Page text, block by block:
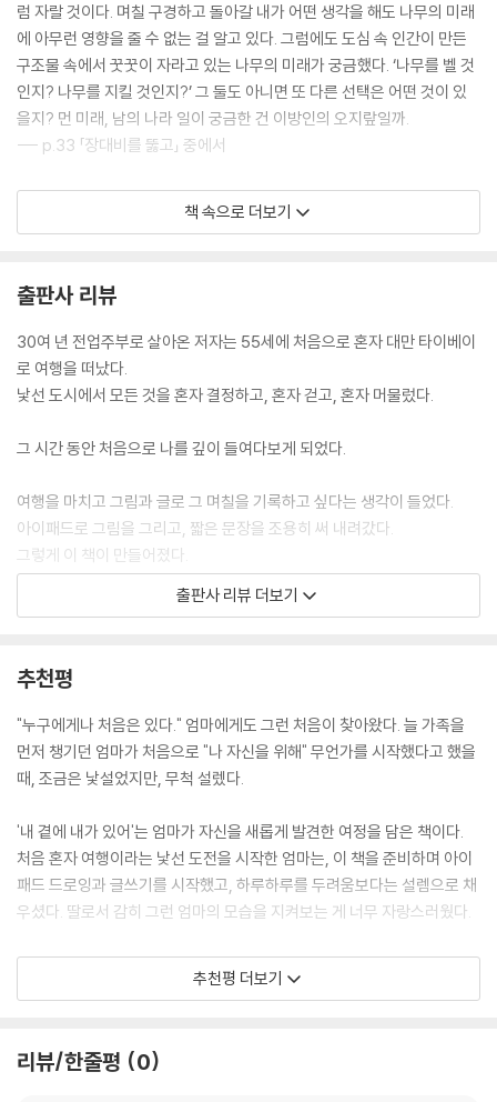
럼 자랄 것이다. 며칠 구경하고 돌아갈 내가 어떤 생각을 해도 나무의 미래
에 아무런 영향을 줄 수 없는 걸 알고 있다. 그럼에도 도심 속 인간이 만든
구조물 속에서 꿋꿋이 자라고 있는 나무의 미래가 궁금했다. ‘나무를 벨 것
인지? 나무를 지킬 것인지?’ 그 둘도 아니면 또 다른 선택은 어떤 것이 있
을지? 먼 미래, 남의 나라 일이 궁금한 건 이방인의 오지랖일까.
--- p.33 「장대비를 뚫고」 중에서
이제까지 두려움에 사로잡히지 않으려면 피해야 한다고 생각했다. 피하지
못하면 도망이라도 가고. 그러나 돌고 돌아 또 그 순간이 오면, 그땐 피하지
쳐보면 맞설 용기가 생기지 않을까.’
--- pp.39-41 「비단구렁이, 녀석의 눈과 마주쳤다」 중에서
아침부터 푹푹 찌는 날씨로 조금 힘들었던 그날. 구름 한 점 없는 파란 하늘
과 붉은 건물 그리고 그 경계 사이에 자라고 있는 초록 나무. 풍경 속에선
서로의 영역을 범하지 않고 각자의 위치에서 서로를 아름답게 빛내주고 있
그날의 기억까지 그림 속에 담길 바랐다. 하지만 그건 욕심이었다. 다만 말
할 수 있는 것은 내가 할 수 있는 최선을 다해서 후회는 없다는 거.
--- p.88 「때때로 모르는게 약이 될 때가 있다」 중에서
세계적인 앱도 오류가 나면서 진화하는데, 난 그냥 보통 아줌마가 아닌가.
50년을 넘게 살았지만 혼자 여행은 처음이고. 처음이니까 용쓰는 것은 당
을 것이라는 생각이 들었다.
어느샌가 구름 뒤에 숨은 해는 하늘을 물들이고, 바닷물도 물들였다. 홍마
오청도 잊고, 노을이 아름답게 보이는 야외 카페에 자리를 잡았다. 하늘과
한 오후였다.
--- p.129 「5월의 여왕」 중에서
마을 근처에서 본 나무들은 흙 속에 뿌리를 내리고 자랐다. 하지만 창밖에
내렸다. 햇살이 너무 좋아서일까? 이따금 들리는 새소리 말고는 사방은 고
요했다. 오히려 사방이 고요해서 뿌리의 치열함이 전해지는 것 같았다.
살아간다는 것은 어느 하나 쉬운 게 없나 보다. 나무는 벽돌 위에서 물과 영
양분을 찾아 필사적으로 뿌리를 내리고. 살아온 시간만큼 우툴두툴한 상처
책 속으로 더보기
출판사 리뷰
30여 년 전업주부로 살아온 저자는 55세에 처음으로 혼자 대만 타이베이
로 여행을 떠났다.
낯선 도시에서 모든 것을 혼자 결정하고, 혼자 걷고, 혼자 머물렀다.
그 시간 동안 처음으로 나를 깊이 들여다보게 되었다.
여행을 마치고 그림과 글로 그 며칠을 기록하고 싶다는 생각이 들었다.
아이패드로 그림을 그리고, 짧은 문장을 조용히 써 내려갔다.
그렇게 이 책이 만들어졌다.
크고 특별한 이야기는 없다.
감정의 언어가 낯설어진 어른들에게 이 책이 말 없이 건네는 조용한 위로
가 되기를 바란다.
현재는 1인 출판사 ‘삼도출판’을 설립해 직접 운영하고 있다.
그림이 담긴 책으로 마음에 닿는 이야기를 계속 이어가고 싶다.
출판사 리뷰 더보기
추천평
"누구에게나 처음은 있다." 엄마에게도 그런 처음이 찾아왔다. 늘 가족을
먼저 챙기던 엄마가 처음으로 "나 자신을 위해" 무언가를 시작했다고 했을
때, 조금은 낯설었지만, 무척 설렜다.
'내 곁에 내가 있어'는 엄마가 자신을 새롭게 발견한 여정을 담은 책이다.
처음 혼자 여행이라는 낯선 도전을 시작한 엄마는, 이 책을 준비하며 아이
패드 드로잉과 글쓰기를 시작했고, 하루하루를 두려움보다는 설렘으로 채
우셨다. 딸로서 감히 그런 엄마의 모습을 지켜보는 게 너무 자랑스러웠다.
엄마의 이 여정은 비단 우리 가족만의 이야기가 아닐 것이다. 크고 작은 처
음들은 어떤 나이, 어떤 순간에서도 찾아온다는 것을 엄마는 몸소 보여주
추천평 더보기
리뷰/한줄평 0